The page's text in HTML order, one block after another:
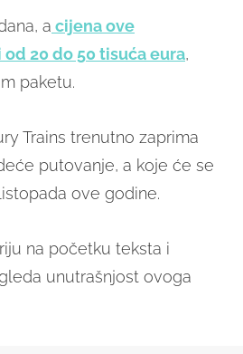
a cijena ove
20 do 50 tisuća eura,
paketu.
Trains trenutno zaprima
putovanje, a koje će se
ove godine.
na početku teksta i
unutrašnjost ovoga